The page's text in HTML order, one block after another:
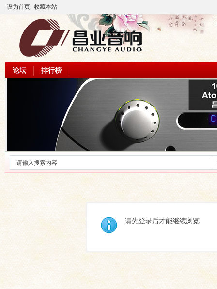
设为首页 收藏本站
论坛 排行榜
请先登录后才能继续浏览